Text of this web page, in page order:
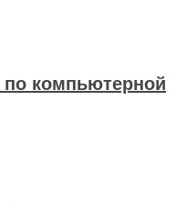
по компьютерной